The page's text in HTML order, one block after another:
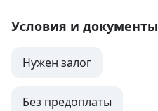
Условия и документы
Нужен залог
Без предоплаты